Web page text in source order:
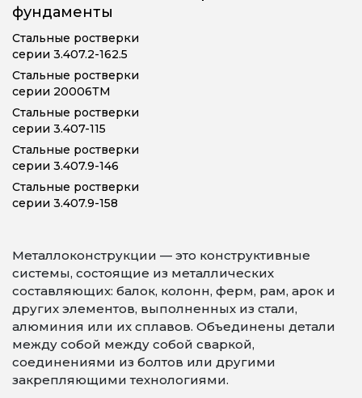
фундаменты
Стальные ростверки
серии 3.407.2-162.5
Стальные ростверки
серии 20006ТМ
Стальные ростверки
серии 3.407-115
Стальные ростверки
серии 3.407.9-146
Стальные ростверки
серии 3.407.9-158
Металлоконструкции — это конструктивные
системы, состоящие из металлических
составляющих: балок, колонн, ферм, рам, арок и
других элементов, выполненных из стали,
алюминия или их сплавов. Объединены детали
между собой между собой сваркой,
соединениями из болтов или другими
закрепляющими технологиями.